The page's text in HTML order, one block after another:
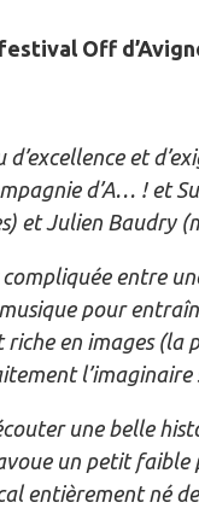
Off
et
d’A… ! et
et Julien Baudry
compliquée entre
pour
riche en images
une belle
un petit faible
entièrement né